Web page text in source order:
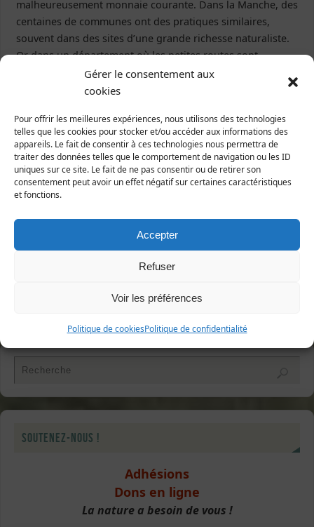
Gérer le consentement aux
cookies
Pour offrir les meilleures expériences, nous utilisons des technologies
telles que les cookies pour stocker et/ou accéder aux informations des
appareils. Le fait de consentir à ces technologies nous permettra de
traiter des données telles que le comportement de navigation ou les ID
uniques sur ce site. Le fait de ne pas consentir ou de retirer son
consentement peut avoir un effet négatif sur certaines caractéristiques
et fonctions.
Accepter
Refuser
Voir les préférences
Politique de cookiesPolitique de confidentialité
malheureusement monnaie courante. Dans la Manche, des
centaines de communes ont des pratiques similaires,
souvent dans des sites d’une grande richesse naturaliste.
Or dans un département où les petites routes sont
innombrables, les bermes et talus représentent une
immense réserve de biodiversité, d’autant plus que les
ne peut plus durer. Nous devons inciter les élus à réfléchir
à des méthodes plus respectueuses de la nature.
Alain Livory
printanière journée «
Soutenez-nous !
Adhésions
Dons en ligne
La nature a besoin de vous !